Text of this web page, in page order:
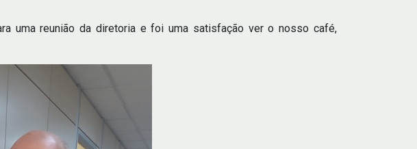
uma reunião da diretoria e foi uma satisfação ver o nosso café,